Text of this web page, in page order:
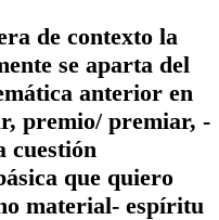
de contexto la
se aparta del
anterior en
premio/ premiar, -
cuestión
que quiero
material- espíritu